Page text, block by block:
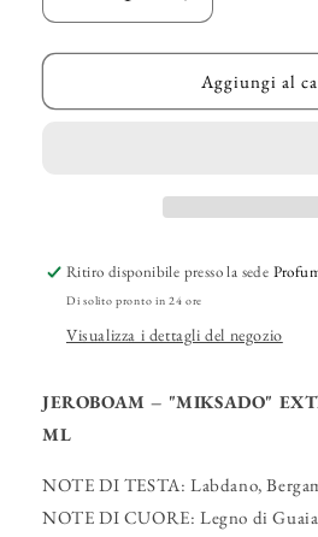
Diminuisci
quantità
per
–
Aumenta
quantità
per
JEROBOAM
–
Aggiungi al
Ritiro disponibile presso la sede
Di solito pronto in 24 ore
Visualizza i dettagli del negozio
JEROBOAM – "MIKSADO"
ML
NOTE DI TESTA: Labdano,
NOTE DI CUORE: Legno di